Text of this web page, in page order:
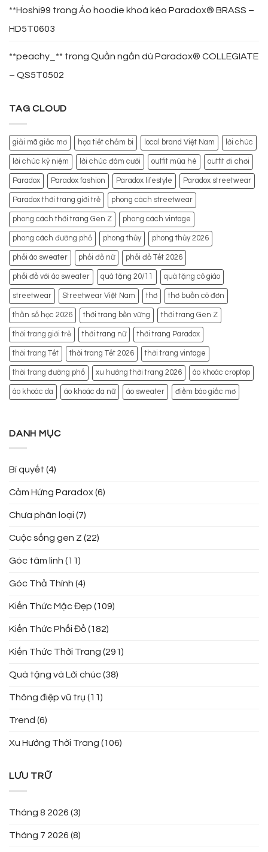
**Hoshi99 trong Áo hoodie khoá kéo Paradox® BRASS –
HD5T0603
**peachy_** trong Quần ngắn dù Paradox® COLLEGIATE
– QS5T0502
TAG CLOUD
giải mã giấc mơ họa tiết chấm bi local brand Việt Nam lời chúc
lời chúc kỷ niệm lời chúc đám cưới outfit mùa hè outfit đi chơi
Paradox Paradox fashion Paradox lifestyle Paradox streetwear
Paradox thời trang giới trẻ phong cách streetwear
phong cách thời trang Gen Z phong cách vintage
phong cách đường phố phong thủy phong thủy 2026
phối áo sweater phối đồ nữ phối đồ Tết 2026
phối đồ với áo sweater quà tặng 20/11 quà tặng cô giáo
streetwear Streetwear Việt Nam thơ thơ buồn cô đơn
thần số học 2026 thời trang bền vững thời trang Gen Z
thời trang giới trẻ thời trang nữ thời trang Paradox
thời trang Tết thời trang Tết 2026 thời trang vintage
thời trang đường phố xu hướng thời trang 2026 áo khoác croptop
áo khoác da áo khoác da nữ áo sweater điềm báo giấc mơ
DANH MỤC
Bí quyết (4)
Cảm Hứng Paradox(6)
Chưa phân loại (7)
Cuộc sống gen Z (22)
Góc tâm linh (11)
Góc Thả Thính (4)
Kiến Thức Mặc Đẹp (109)
Kiến Thức Phối Đồ(182)
Kiến Thức Thời Trang (291)
Quà tặng và Lời chúc(38)
Thông điệp vũ trụ (11)
Trend (6)
Xu Hướng Thời Trang (106)
LƯU TRỮ
Tháng 8 2026 (3)
Tháng 7 2026 (8)